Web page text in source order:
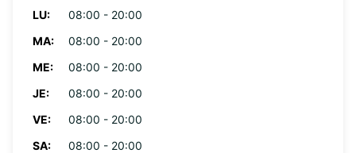
LU:
08:00 - 20:00
MA:
08:00 - 20:00
ME:
08:00 - 20:00
JE:
08:00 - 20:00
VE:
08:00 - 20:00
SA:
08:00 - 20:00